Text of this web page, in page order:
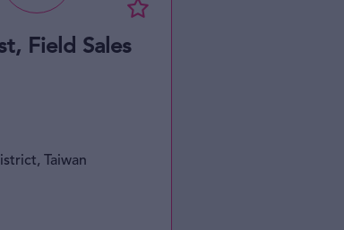
Field Sales
Taiwan